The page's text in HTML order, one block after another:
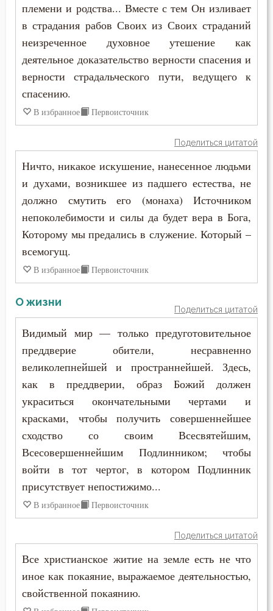
племени и родства... Вместе с тем Он изливает
в страдания рабов Своих из Своих страданий
неизреченное духовное утешение как
деятельное доказательство верности спасения и
верности страдальческого пути, ведущего к
спасению.
В избранное Первоисточник
Поделиться цитатой
Ничто, никакое искушение, нанесенное людьми
и духами, возникшее из падшего естества, не
должно смутить его (монаха) Источником
непоколебимости и силы да будет вера в Бога,
Которому мы предались в служение. Который –
всемогущ.
В избранное Первоисточник
О жизни
Поделиться цитатой
Видимый мир — только предуготовительное
преддверие обители, несравненно
великолепнейшей и пространнейшей. Здесь,
как в преддверии, образ Божий должен
украситься окончательными чертами и
красками, чтобы получить совершеннейшее
сходство со своим Всесвятейшим,
Всесовершеннейшим Подлинником; чтобы
войти в тот чертог, в котором Подлинник
присутствует непостижимо...
В избранное Первоисточник
Поделиться цитатой
Все христианское житие на земле есть не что
иное как покаяние, выражаемое деятельностью,
свойственной покаянию.